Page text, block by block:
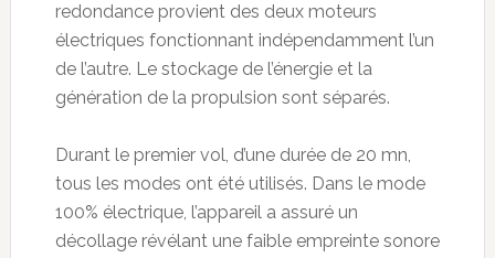
redondance provient des deux moteurs
électriques fonctionnant indépendamment l’un
de l’autre. Le stockage de l’énergie et la
génération de la propulsion sont séparés.
Durant le premier vol, d’une durée de 20 mn,
tous les modes ont été utilisés. Dans le mode
100% électrique, l’appareil a assuré un
décollage révélant une faible empreinte sonore